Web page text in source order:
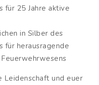
für 25 Jahre aktive
in Silber des
für herausragende
Leidenschaft und euer